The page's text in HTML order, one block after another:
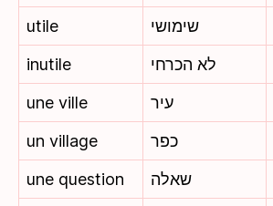
utile
שימושי
inutile
לא הכרחי
une ville
עיר
un village
כפר
une question
שאלה